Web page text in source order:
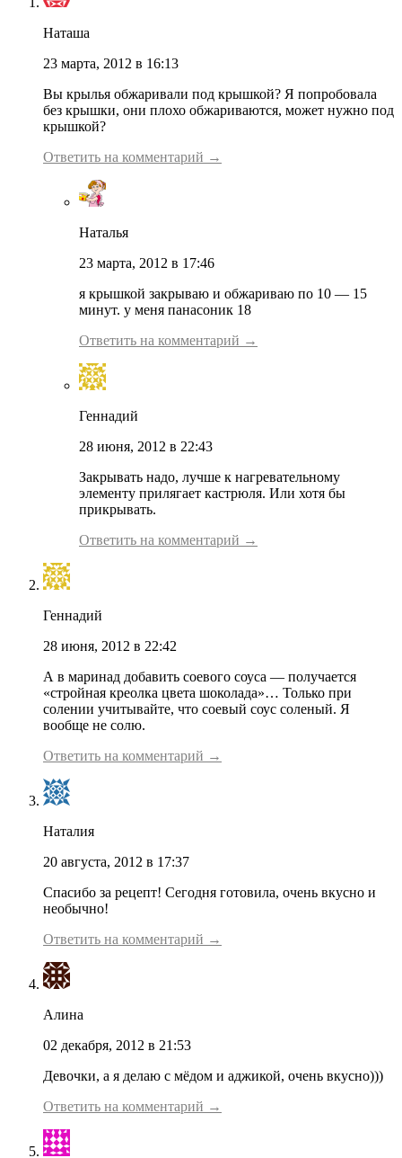
Наташа
23 марта, 2012 в 16:13
Вы крылья обжаривали под крышкой? Я попробовала
без крышки, они плохо обжариваются, может нужно под
крышкой?
Ответить на комментарий →
Наталья
23 марта, 2012 в 17:46
я крышкой закрываю и обжариваю по 10 — 15
минут. у меня панасоник 18
Ответить на комментарий →
Геннадий
28 июня, 2012 в 22:43
Закрывать надо, лучше к нагревательному
элементу прилягает кастрюля. Или хотя бы
прикрывать.
Ответить на комментарий →
Геннадий
28 июня, 2012 в 22:42
А в маринад добавить соевого соуса — получается
«стройная креолка цвета шоколада»… Только при
солении учитывайте, что соевый соус соленый. Я
вообще не солю.
Ответить на комментарий →
Наталия
20 августа, 2012 в 17:37
Спасибо за рецепт! Сегодня готовила, очень вкусно и
необычно!
Ответить на комментарий →
Алина
02 декабря, 2012 в 21:53
Девочки, а я делаю с мёдом и аджикой, очень вкусно)))
Ответить на комментарий →